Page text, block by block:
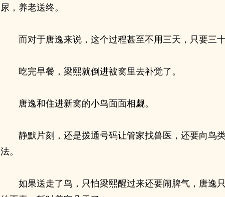
尿，养老送终。
而对于唐逸来说，这个过程甚至不用三天，只要三十
吃完早餐，梁熙就倒进被窝里去补觉了。
唐逸和住进新窝的小鸟面面相觑。
静默片刻，还是拨通号码让管家找兽医，还要向鸟
法。
如果送走了鸟，只怕梁熙醒过来还要闹脾气，唐逸